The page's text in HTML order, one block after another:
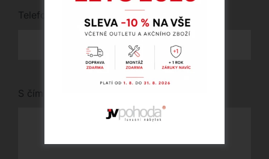
Telefon
S čím vám můžeme pomoci?